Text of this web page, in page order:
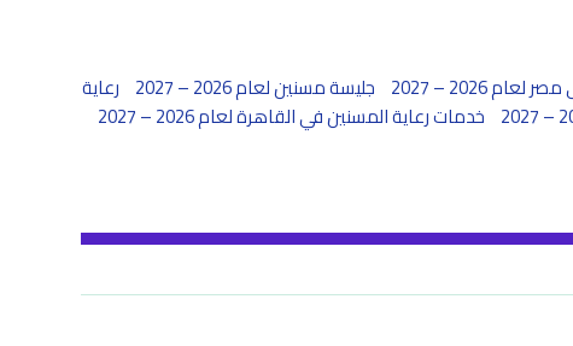
2026 – 2027 جليسة مسنين لعام 2026 – 2027
رعاية
خدمات رعاية المسنين في القاهرة لعام 2026 – 2027